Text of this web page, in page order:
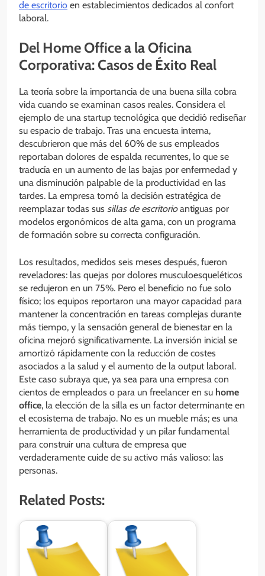
de escritorio en establecimientos dedicados al confort
laboral.
Del Home Office a la Oficina
Corporativa: Casos de Éxito Real
La teoría sobre la importancia de una buena silla cobra
vida cuando se examinan casos reales. Considera el
ejemplo de una startup tecnológica que decidió rediseñar
su espacio de trabajo. Tras una encuesta interna,
descubrieron que más del 60% de sus empleados
reportaban dolores de espalda recurrentes, lo que se
traducía en un aumento de las bajas por enfermedad y
una disminución palpable de la productividad en las
tardes. La empresa tomó la decisión estratégica de
reemplazar todas sus sillas de escritorioantiguas por
modelos ergonómicos de alta gama, con un programa
de formación sobre su correcta configuración.
Los resultados, medidos seis meses después, fueron
reveladores: las quejas por dolores musculoesqueléticos
se redujeron en un 75%. Pero el beneficio no fue solo
físico; los equipos reportaron una mayor capacidad para
mantener la concentración en tareas complejas durante
más tiempo, y la sensación general de bienestar en la
oficina mejoró significativamente. La inversión inicial se
amortizó rápidamente con la reducción de costes
asociados a la salud y el aumento de la output laboral.
Este caso subraya que, ya sea para una empresa con
cientos de empleados o para un freelancer en su home
office, la elección de la silla es un factor determinante en
el ecosistema de trabajo. No es un mueble más; es una
herramienta de productividad y un pilar fundamental
para construir una cultura de empresa que
verdaderamente cuide de su activo más valioso: las
personas.
Related Posts: